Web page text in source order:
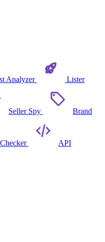
Analyzer Lister
Seller Spy Brand
API